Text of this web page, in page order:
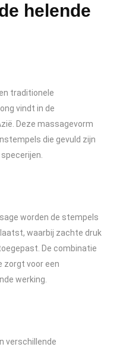
helende
traditionele
vindt in de
Deze massagevorm
die gevuld zijn
worden de stempels
waarbij zachte druk
De combinatie
zorgt voor een
werking.
verschillende